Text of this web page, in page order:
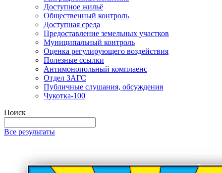
Доступное жильё
Общественный контроль
Доступная среда
Предоставление земельных участков
Муниципальный контроль
Оценка регулирующего воздействия
Полезные ссылки
Антимонопольный комплаенс
Отдел ЗАГС
Публичные слушания, обсуждения
Чукотка-100
Поиск
Все результаты